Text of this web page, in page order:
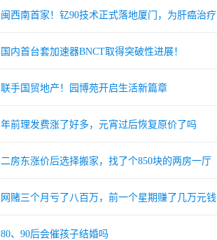
闽西南首家！钇90技术正式落地厦门，为肝癌治疗
国内首台套加速器BNCT取得突破性进展！
联手国贸地产！园博苑开启生活新篇章
年前理发费涨了好多，元宵过后恢复原价了吗
二房东涨价后选择搬家，找了个850块的两房一厅
网赌三个月亏了八百万，前一个星期赚了几万元钱
80、90后会催孩子结婚吗